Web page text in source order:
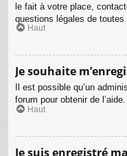
le fait à votre place,
questions légales de
Haut
Je souhaite
Il est possible qu’un
forum pour obtenir de l’aide.
Haut
Je suis enregistré